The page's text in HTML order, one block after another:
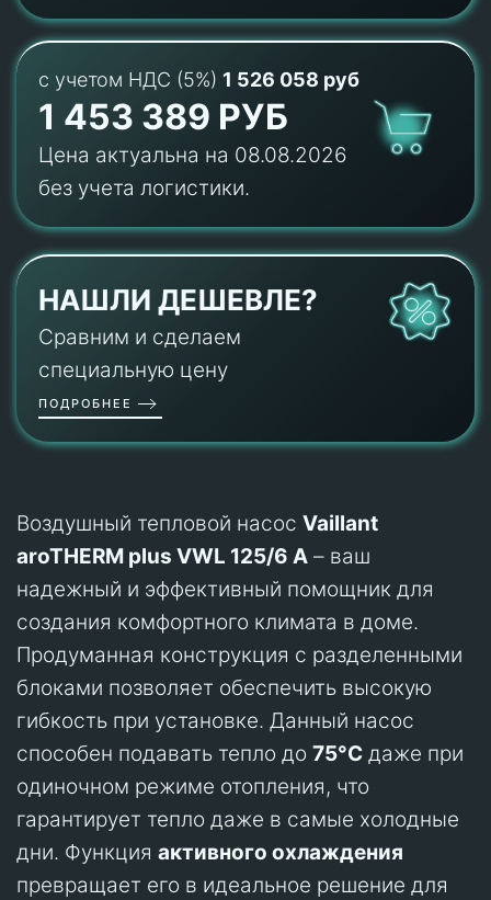
с учетом НДС (5%) 1 526 058 руб
1 453 389 РУБ
Цена актуальна на 08.08.2026
без учета логистики.
НАШЛИ ДЕШЕВЛЕ?
Сравним и сделаем
специальную цену
ПОДРОБНЕЕ
Воздушный тепловой насос Vaillant
aroTHERM plus VWL 125/6 A – ваш
надежный и эффективный помощник для
создания комфортного климата в доме.
Продуманная конструкция с разделенными
блоками позволяет обеспечить высокую
гибкость при установке. Данный насос
способен подавать тепло до 75°C даже при
одиночном режиме отопления, что
гарантирует тепло даже в самые холодные
дни. Функция активного охлаждения
превращает его в идеальное решение для